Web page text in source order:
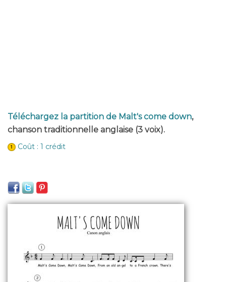
Téléchargez la partition de Malt's come down,
chanson traditionnelle anglaise (3 voix).
Coût : 1 crédit